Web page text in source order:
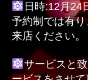
日時:12月24
予約制では有
来店ください。
サービスと